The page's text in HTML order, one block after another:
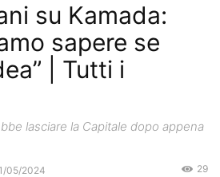
su Kamada:
sapere se
| Tutti i
lasciare la Capitale dopo appena
05/2024 29